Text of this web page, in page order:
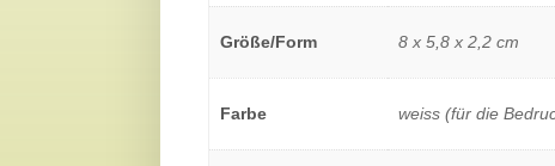
Größe/Form 8 x 5,8 x 2,2 cm
Farbe weiss (für die